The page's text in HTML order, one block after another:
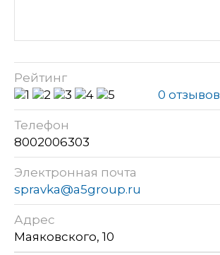
Рейтинг
0 отзывов
Телефон
8002006303
Электронная почта
spravka@a5group.ru
Адрес
Маяковского, 10